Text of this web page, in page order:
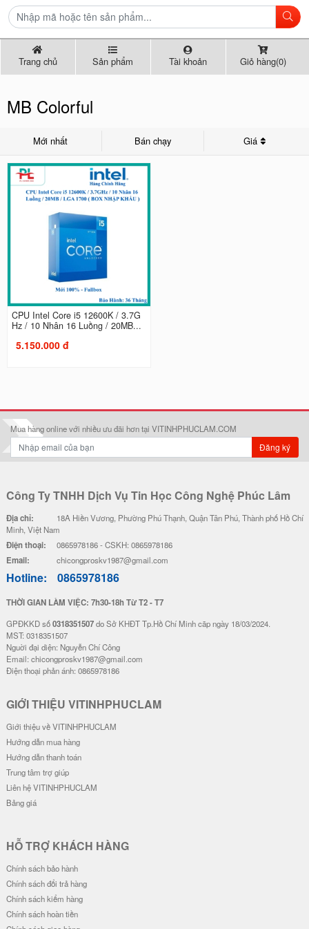
Trang chủ Sản phẩm Tài khoản Giỏ hàng(0)
MB Colorful
Mới nhất Bán chạy Giá
CPU Intel Core i5 12600K / 3.7G
Hz / 10 Nhân 16 Luồng / 20MB...
5.150.000 đ
Mua hàng online với nhiều ưu đãi hơn tại VITINHPHUCLAM.COM
Đăng ký
Công Ty TNHH Dịch Vụ Tin Học Công Nghệ Phúc Lâm
Địa chỉ:
18A Hiền Vương, Phường Phú Thạnh, Quận Tân Phú, Thành phố Hồ Chí
Minh, Việt Nam
Điện thoại: 0865978186 - CSKH: 0865978186
Email: chicongproskv1987@gmail.com
Hotline: 0865978186
THỜI GIAN LÀM VIỆC: 7h30-18h Từ T2 - T7
GPĐKKD số0318351507do Sở KHĐT Tp.Hồ Chí Minh cãp ngày 18/03/2024.
MST: 0318351507
Nguời đại diện: Nguyễn Chí Công
Email: chicongproskv1987@gmail.com
Điện thoại phản ánh: 0865978186
GIỚI THIỆU VITINHPHUCLAM
Giới thiệu về VITINHPHUCLAM
Hướng dẫn mua hàng
Hướng dẫn thanh toán
Trung tâm trợ giúp
Liên hệ VITINHPHUCLAM
Bảng giá
HỖ TRỢ KHÁCH HÀNG
Chính sách bảo hành
Chính sách đổi trả hàng
Chính sách kiểm hàng
Chính sách hoàn tiền